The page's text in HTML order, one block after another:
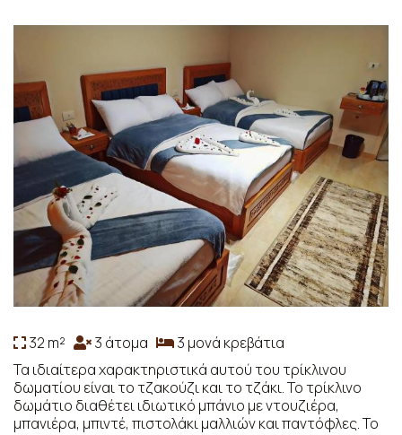
32 m² 3 άτομα
3 μονά κρεβάτια
Τα ιδιαίτερα χαρακτηριστικά αυτού του τρίκλινου
δωματίου είναι το τζακούζι και το τζάκι. Το τρίκλινο
δωμάτιο διαθέτει ιδιωτικό μπάνιο με ντουζιέρα,
μπανιέρα, μπιντέ, πιστολάκι μαλλιών και παντόφλες. Το